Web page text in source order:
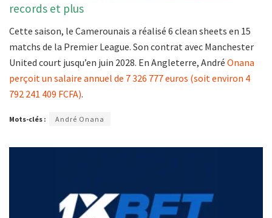
records et plus
Cette saison, le Camerounais a réalisé 6 clean sheets en 15
matchs de la Premier League. Son contrat avec Manchester
United court jusqu’en juin 2028. En Angleterre, André Onana
perçoit un salaire annuel de 7 326 777 euros (soit environ 4
792 241 409 FCFA).
Mots-clés : André Onana